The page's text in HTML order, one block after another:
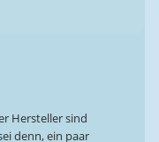
Hersteller sind
denn, ein paar